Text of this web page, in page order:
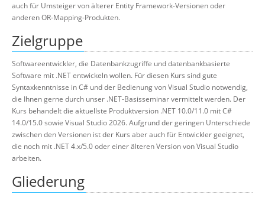
auch für Umsteiger von älterer Entity Framework-Versionen oder
anderen OR-Mapping-Produkten.
Zielgruppe
Softwareentwickler, die Datenbankzugriffe und datenbankbasierte
Software mit .NET entwickeln wollen. Für diesen Kurs sind gute
Syntaxkenntnisse in C# und der Bedienung von Visual Studio notwendig,
die Ihnen gerne durch unser .NET-Basisseminar vermittelt werden. Der
Kurs behandelt die aktuellste Produktversion .NET 10.0/11.0 mit C#
14.0/15.0 sowie Visual Studio 2026. Aufgrund der geringen Unterschiede
zwischen den Versionen ist der Kurs aber auch für Entwickler geeignet,
die noch mit .NET 4.x/5.0 oder einer älteren Version von Visual Studio
arbeiten.
Gliederung